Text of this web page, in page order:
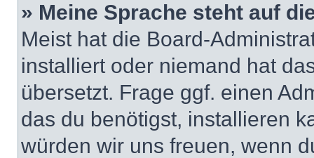
» Meine Sprache steht auf
Meist hat die Board-
installiert oder niemand hat
übersetzt. Frage ggf. einen
das du benötigst, installieren
würden wir uns freuen, wenn